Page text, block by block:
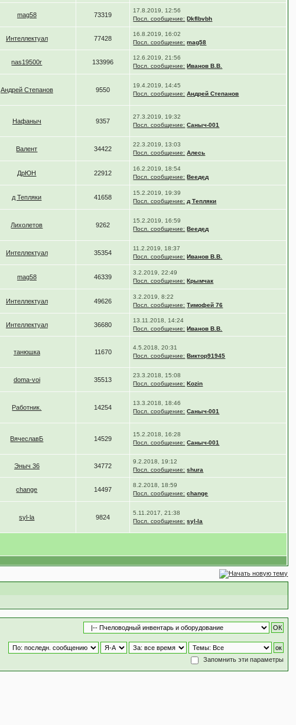
mag58 73319
17.8.2019, 12:56
Посл. сообщение: Dkflbvbh
Интеллектуал 77428
16.8.2019, 16:02
Посл. сообщение: mag58
nas19500r 133996
12.6.2019, 21:56
Посл. сообщение: Иванов В.В.
Андрей Степанов 9550
19.4.2019, 14:45
Посл. сообщение: Андрей Степанов
Нафаныч 9357
27.3.2019, 19:32
Посл. сообщение: Саныч-001
Валент 34422
22.3.2019, 13:03
Посл. сообщение: Алесь
ДрЮН 22912
16.2.2019, 18:54
Посл. сообщение: Веедед
д Тепляки 41658
15.2.2019, 19:39
Посл. сообщение: д Тепляки
Лихолетов 9262
15.2.2019, 16:59
Посл. сообщение: Веедед
Интеллектуал 35354
11.2.2019, 18:37
Посл. сообщение: Иванов В.В.
mag58 46339
3.2.2019, 22:49
Посл. сообщение: Крымчак
Интеллектуал 49626
3.2.2019, 8:22
Посл. сообщение: Тимофей 76
Интеллектуал 36680
13.11.2018, 14:24
Посл. сообщение: Иванов В.В.
танюшка 11670
4.5.2018, 20:31
Посл. сообщение: Виктор91945
doma-voi 35513
23.3.2018, 15:08
Посл. сообщение: Kozin
Работник. 14254
13.3.2018, 18:46
Посл. сообщение: Саныч-001
ВячеславБ 14529
15.2.2018, 16:28
Посл. сообщение: Саныч-001
Эныч 36 34772
9.2.2018, 19:12
Посл. сообщение: shura
change 14497
8.2.2018, 18:59
Посл. сообщение: change
syl-la 9824
5.11.2017, 21:38
Посл. сообщение: syl-la
Запомнить эти параметры